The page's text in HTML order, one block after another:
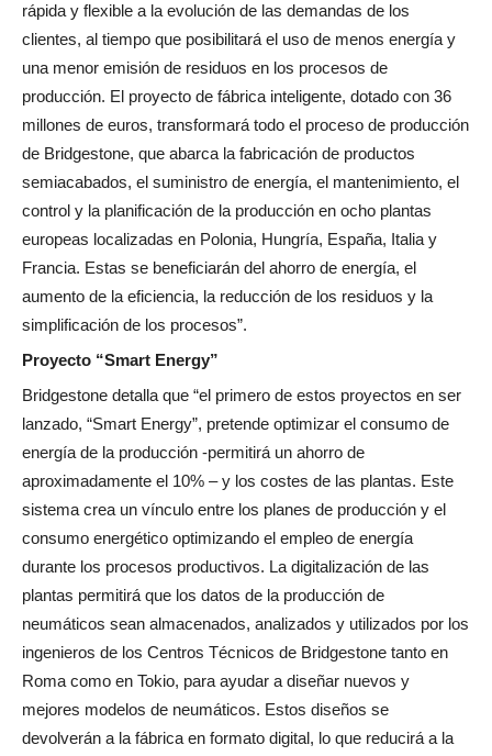
rápida y flexible a la evolución de las demandas de los
clientes, al tiempo que posibilitará el uso de menos energía y
una menor emisión de residuos en los procesos de
producción. El proyecto de fábrica inteligente, dotado con 36
millones de euros, transformará todo el proceso de producción
de Bridgestone, que abarca la fabricación de productos
semiacabados, el suministro de energía, el mantenimiento, el
control y la planificación de la producción en ocho plantas
europeas localizadas en Polonia, Hungría, España, Italia y
Francia. Estas se beneficiarán del ahorro de energía, el
aumento de la eficiencia, la reducción de los residuos y la
simplificación de los procesos”.
Proyecto “Smart Energy”
Bridgestone detalla que “el primero de estos proyectos en ser
lanzado, “Smart Energy”, pretende optimizar el consumo de
energía de la producción -permitirá un ahorro de
aproximadamente el 10% – y los costes de las plantas. Este
sistema crea un vínculo entre los planes de producción y el
consumo energético optimizando el empleo de energía
durante los procesos productivos. La digitalización de las
plantas permitirá que los datos de la producción de
neumáticos sean almacenados, analizados y utilizados por los
ingenieros de los Centros Técnicos de Bridgestone tanto en
Roma como en Tokio, para ayudar a diseñar nuevos y
mejores modelos de neumáticos. Estos diseños se
devolverán a la fábrica en formato digital, lo que reducirá a la